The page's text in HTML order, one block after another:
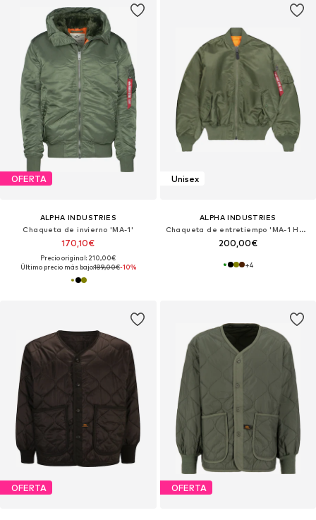
OFERTA
ALPHA INDUSTRIES
Chaqueta de invierno 'MA-1'
170,10€
Precio original: 210,00€
Último precio más bajo:189,00€-10%
Unisex
ALPHA INDUSTRIES
Chaqueta de entretiempo 'MA-1 Heritage'
200,00€
+4
OFERTA OFERTA